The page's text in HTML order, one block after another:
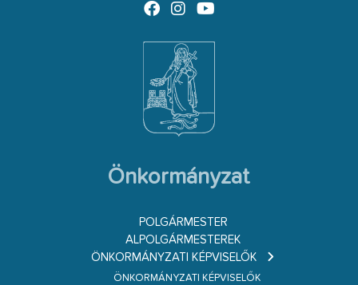
Önkormányzat
POLGÁRMESTER
ALPOLGÁRMESTEREK
ÖNKORMÁNYZATI KÉPVISELŐK
ÖNKORMÁNYZATI KÉPVISELŐK